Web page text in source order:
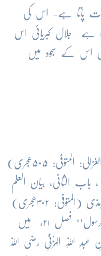
پاتا ہے- اس کی
ہے- جلالِ کبریائی اس
اس کے سجود میں
(۱) ابو حامد محمد بن محمد (امام الغزالی: المتوفیٰ: ۵۰۵ھجری)
باب الثانی، بیان العلم
الذی ھو فرض کفایۃ ٭ حکیم الترمذی (المتوفیٰ: ۳۰۲ھجری)
کی ’’نوادر الاصول فی احادیث الرسول‘‘ فصل ۲۱، میں
اللّٰہِ الْمُزْنِیِّ رضی اللّٰہ